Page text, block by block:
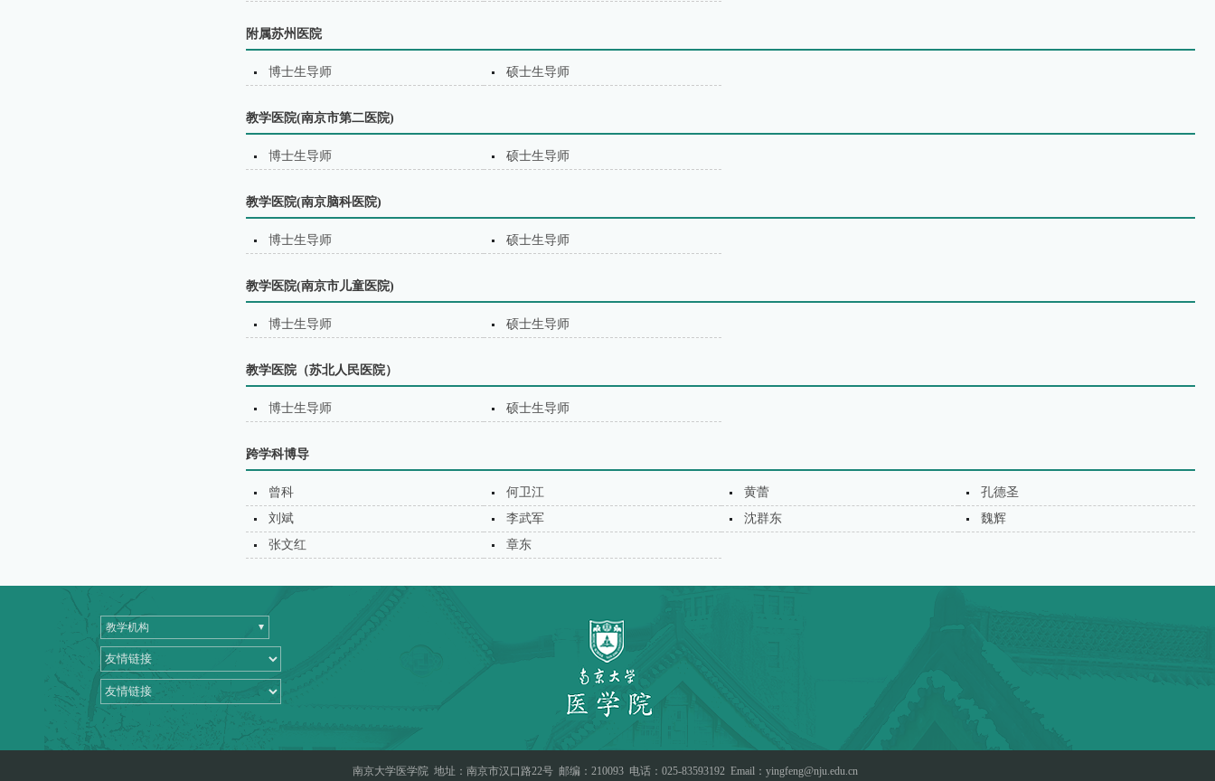
附属苏州医院
博士生导师 硕士生导师
教学医院(南京市第二医院)
博士生导师 硕士生导师
教学医院(南京脑科医院)
博士生导师 硕士生导师
教学医院(南京市儿童医院)
博士生导师 硕士生导师
教学医院（苏北⼈⺠医院）
博士生导师 硕士生导师
跨学科博导
曾科 何卫江 黄蕾
孔德圣
刘斌
李武军 沈群东
魏辉
张文红
章东
教学机构
南京大学医学院 地址：南京市汉口路22号 邮编：210093 电话：025-83593192 Email：yingfeng@nju.edu.cn